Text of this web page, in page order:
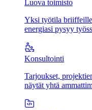
Luova toimisto
Yksi työtila
energiasi pysyy
Konsultointi
Tarjoukset,
näytät yhtä